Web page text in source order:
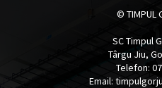
© TIMPUL
SC Timpul
Târgu Jiu,
Telefon:
Email: